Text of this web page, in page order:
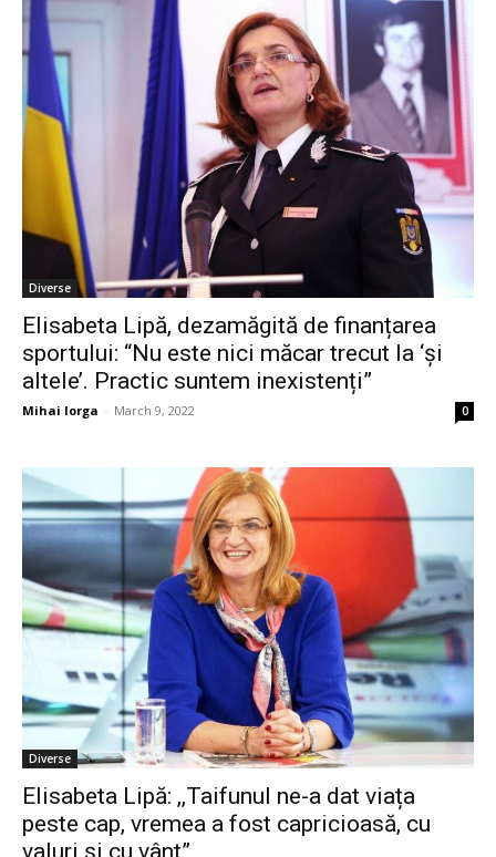
Diverse
Elisabeta Lipă, dezamăgită de finanțarea
sportului: “Nu este nici măcar trecut la ‘și
altele’. Practic suntem inexistenți”
Mihai Iorga - March 9, 2022 0
Diverse
Elisabeta Lipă: ,,Taifunul ne-a dat viața
peste cap, vremea a fost capricioasă, cu
valuri și cu vânt”